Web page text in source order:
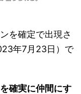
を確定で出現さ
年7月23日）で
確実に仲間にす